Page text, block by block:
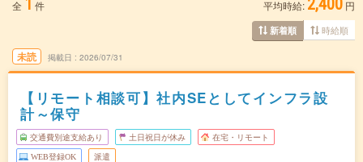
全 1 件 平均時給: 2,400 円
新着順 時給順
未読 掲載日 2026/07/31
【リモート相談可】社内SEとしてインフラ設
計～保守
交通費別途支給あり 土日祝日が休み 在宅・リモート
WEB登録OK 派遣